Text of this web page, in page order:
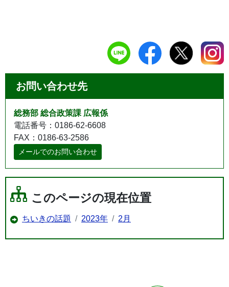
お問い合わせ先
総務部 総合政策課 広報係
電話番号：0186-62-6608
FAX：0186-63-2586
メールでのお問い合わせ
このページの現在位置
ちいきの話題 2023年 2月